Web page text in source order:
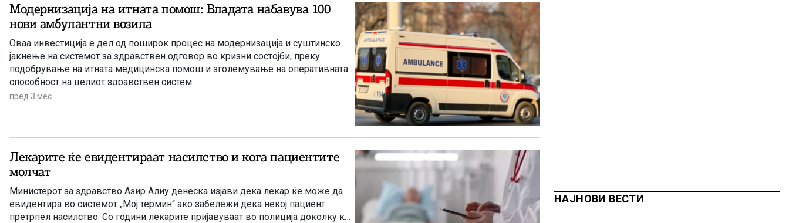
Модернизација на итната помош: Владата набавува 100
нови амбулантни возила
Оваа инвестиција е дел од поширок процес на модернизација и суштинско
јакнење на системот за здравствен одговор во кризни состојби, преку
подобрување на итната медицинска помош и зголемување на оперативната
способност на целиот здравствен систем.
пред 3 мес.
Лекарите ќе евидентираат насилство и кога пациентите
молчат
Министерот за здравство Азир Алиу денеска изјави дека лекар ќе може да
евидентира во системот „Мој термин“ ако забележи дека некој пациент
претрпел насилство. Со години лекарите пријавуваат во полиција доколку кај
НАЈНОВИ ВЕСТИ